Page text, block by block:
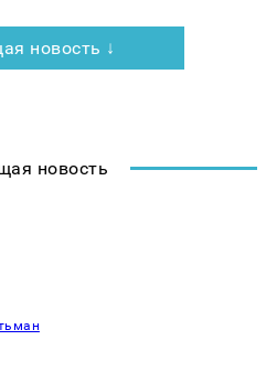
новость ↓
новость